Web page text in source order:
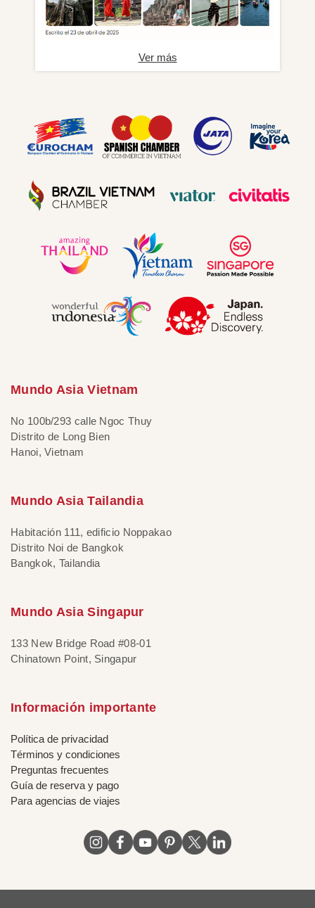
Ver más
Mundo Asia Vietnam
No 100b/293 calle Ngoc Thuy
Distrito de Long Bien
Hanoi, Vietnam
Mundo Asia Tailandia
Habitación 111, edificio Noppakao
Distrito Noi de Bangkok
Bangkok, Tailandia
Mundo Asia Singapur
133 New Bridge Road #08-01
Chinatown Point, Singapur
Información importante
Política de privacidad
Términos y condiciones
Preguntas frecuentes
Guía de reserva y pago
Para agencias de viajes